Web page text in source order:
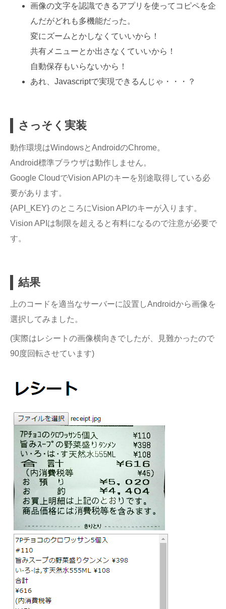
画像の文字を認識できるアプリを使ってコピペを企
んだがどれも多機能だった。
変にズームとかしなくていいから！
共有メニューとか出さなくていいから！
自動保存もいらないから！
あれ、Javascriptで実現できるんじゃ・・・？
さっそく実装
動作環境はWindowsとAndroidのChrome。
Android標準ブラウザは動作しません。
Google CloudでVision APIのキーを別途取得している必
要があります。
{API_KEY} のところにVision APIのキーが入ります。
Vision APIは制限を超えると有料になるので注意が必要で
す。
結果
上のコードを適当なサーバーに設置しAndroidから画像を
選択してみました。
(実際はレシートの画像横向きでしたが、見難かったので
90度回転させています)